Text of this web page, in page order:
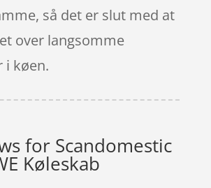
så det er slut med at
over langsomme
i køen.
for Scandomestic
Køleskab